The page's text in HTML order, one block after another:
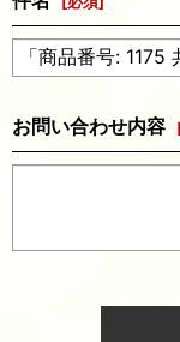
お問い合わせ内容